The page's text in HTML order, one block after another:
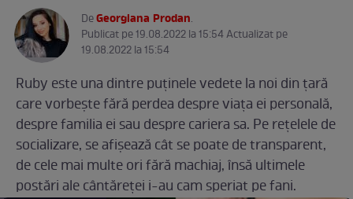
DeGeorgiana Prodan.
Publicat pe 19.08.2022 la 15:54 Actualizat pe
19.08.2022 la 15:54
Ruby este una dintre puținele vedete la noi din țară
care vorbește fără perdea despre viața ei personală,
despre familia ei sau despre cariera sa. Pe rețelele de
socializare, se afișează cât se poate de transparent,
de cele mai multe ori fără machiaj, însă ultimele
postări ale cântăreței i-au cam speriat pe fani.